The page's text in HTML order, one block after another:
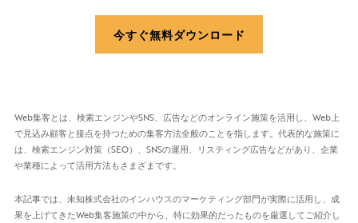
今すぐ無料ダウンロード
Web集客とは、検索エンジンやSNS、広告などのオンライン施策を活用し、Web上
で見込み顧客と接点を持つための集客方法全般のことを指します。代表的な施策に
は、検索エンジン対策（SEO）、SNSの運用、リスティング広告などがあり、企業
や業種によって活用方法もさまざまです。
本記事では、未知株式会社のインハウスのマーケティング部門が実際に活用し、成
果を上げてきたWeb集客施策の中から、特に効果的だったものを厳選してご紹介し